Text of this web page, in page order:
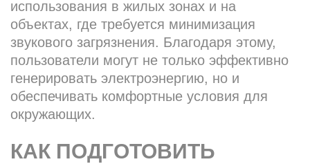
использования в жилых зонах и на
объектах, где требуется минимизация
звукового загрязнения. Благодаря этому,
пользователи могут не только эффективно
генерировать электроэнергию, но и
обеспечивать комфортные условия для
окружающих.
КАК ПОДГОТОВИТЬ